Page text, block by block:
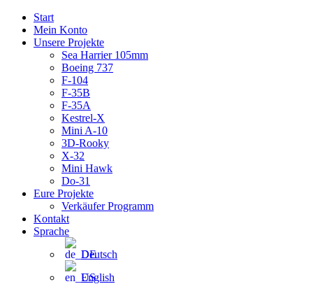
Zum
Inhalt
wechseln
Start
Mein Konto
Unsere Projekte
Sea Harrier 105mm
Boeing 737
F-104
F-35B
F-35A
Kestrel-X
Mini A-10
3D-Rooky
X-32
Mini Hawk
Do-31
Eure Projekte
Verkäufer Programm
Kontakt
Sprache
Deutsch
English